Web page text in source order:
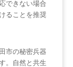
できない場合
ることを推奨
市の秘密兵器
。自然と共生